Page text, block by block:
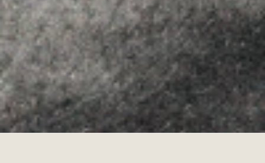
Allyon — Barcelona, Spain
Copyrights © 2026 AVÍS LEGAL·
POLÍTICA DE COOKIES · POLÍTICA DE PRIVACITAT ·